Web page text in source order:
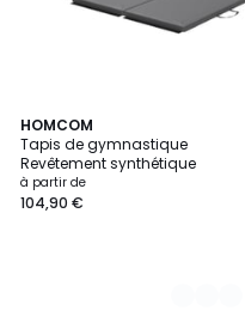
HOMCOM
Tapis de gymnastique
Revêtement synthétique
à partir de
104,90 €
2
Couleurs